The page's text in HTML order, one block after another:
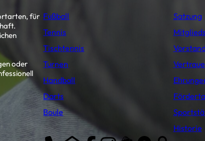
für
oder
Fußball
Tennis
Tischtennis
Turnen
Handball
Darts
Boule
Satzung
Historie